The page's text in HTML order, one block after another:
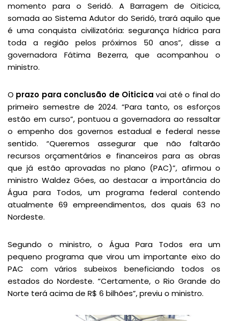
momento para o Seridó. A Barragem de Oiticica,
somada ao Sistema Adutor do Seridó, trará aquilo que
é uma conquista civilizatória: segurança hídrica para
toda a região pelos próximos 50 anos”, disse a
governadora Fátima Bezerra, que acompanhou o
ministro.
O prazo para conclusão de Oiticica vai até o final do
primeiro semestre de 2024. “Para tanto, os esforços
estão em curso”, pontuou a governadora ao ressaltar
o empenho dos governos estadual e federal nesse
sentido. “Queremos assegurar que não faltarão
recursos orçamentários e financeiros para as obras
que já estão aprovadas no plano (PAC)”, afirmou o
ministro Waldez Góes, ao destacar a importância do
Água para Todos, um programa federal contendo
atualmente 69 empreendimentos, dos quais 63 no
Nordeste.
Segundo o ministro, o Água Para Todos era um
pequeno programa que virou um importante eixo do
PAC com vários subeixos beneficiando todos os
estados do Nordeste. “Certamente, o Rio Grande do
Norte terá acima de R$ 6 bilhões”, previu o ministro.